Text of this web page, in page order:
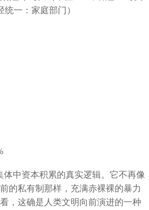
一：家庭部门）
体中资本积累的真实逻辑。它不再像
的私有制那样，充满赤裸裸的暴力
，这确是人类文明向前演进的一种